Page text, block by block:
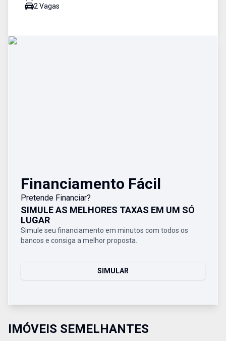
2 Vagas
Financiamento Fácil
Pretende Financiar?
SIMULE AS MELHORES TAXAS EM UM SÓ
LUGAR
Simule seu financiamento em minutos com todos os
bancos e consiga a melhor proposta.
SIMULAR
IMÓVEIS SEMELHANTES